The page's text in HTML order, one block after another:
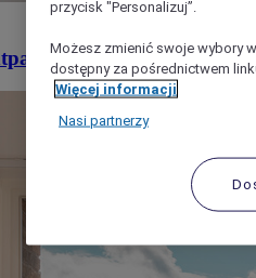
Catalogne
przycisk "Personalizuj”.
Możesz zmienić swoje wybory
dostępny za pośrednictwem
Więcej informacji
Nasi partnerzy